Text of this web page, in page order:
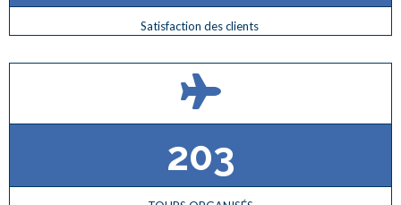
Satisfaction des clients
203